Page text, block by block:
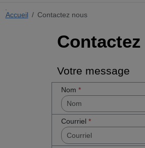
Accueil Contactez nous
Votre message
Nom *
Courriel *
Cocher